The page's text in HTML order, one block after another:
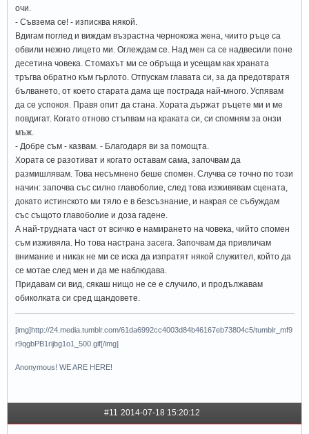
очи.
- Съвзема се! - изписква някой.
Вдигам поглед и виждам възрастна чернокожа жена, чиито ръце са
обвили нежно лицето ми. Оглеждам се. Над мен са се надвесили поне
десетина човека. Стомахът ми се обръща и усещам как храната
тръгва обратно към гърлото. Отпускам главата си, за да предотвратя
бълването, от което старата дама ще пострада най-много. Успявам
да се успокоя. Правя опит да стана. Хората държат ръцете ми и ме
повдигат. Когато отново стъпвам на краката си, си спомням за онзи
мъж.
- Добре съм - казвам. - Благодаря ви за помощта.
Хората се разотиват и когато оставам сама, започвам да
размишлявам. Това несъмнено беше спомен. Случва се точно по този
начин: започва със силно главоболие, след това изживявам сцената,
докато истинското ми тяло е в безсъзнание, и накрая се събуждам
със същото главоболие и доза гадене.
А най-трудната част от всичко е намирането на човека, чийто спомен
съм изживяла. Но това настрана засега. Започвам да привличам
внимание и никак не ми се иска да изпратят някой служител, който да
се мотае след мен и да ме наблюдава.
Придавам си вид, сякаш нищо не се е случило, и продължавам
обиколката си сред щандовете.
[img]http://24.media.tumblr.com/61da6992cc4003d84b46167eb73804c5/tumblr_mf9
r9qgbPB1rijbg1o1_500.gif[/img]
Anonymous! WE ARE HERE!
#11 2014-07-18 15:20:12